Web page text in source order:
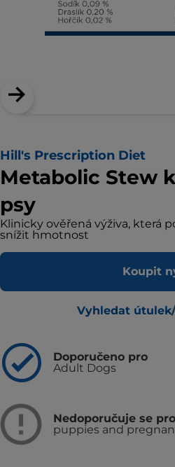
Hill's Prescription Diet
Metabolic Stew
psy
Klinicky ověřená výživa, která
snížit hmotnost
Koupit
Vyhledat
Doporučeno pro
Adult Dogs
Nedoporučuje se pro
puppies and